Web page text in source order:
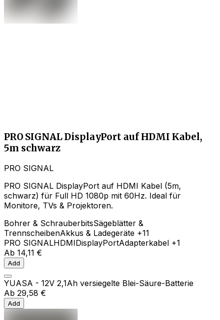
PRO SIGNAL DisplayPort auf HDMI Kabel,
5m schwarz
PRO SIGNAL
PRO SIGNAL DisplayPort auf HDMI Kabel (5m,
schwarz) für Full HD 1080p mit 60Hz. Ideal für
Monitore, TVs & Projektoren.
Bohrer & SchrauberbitsSägeblätter &
TrennscheibenAkkus & Ladegeräte +11
PRO SIGNALHDMIDisplayPortAdapterkabel +1
Ab 14,11 €
Add
YUASA - 12V 2,1Ah versiegelte Blei-Säure-Batterie
Ab 29,58 €
Add